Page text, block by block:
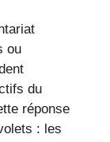
ou
du
réponse
: les